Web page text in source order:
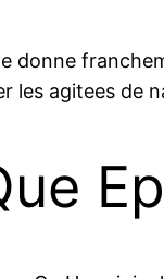
donne
les agitees